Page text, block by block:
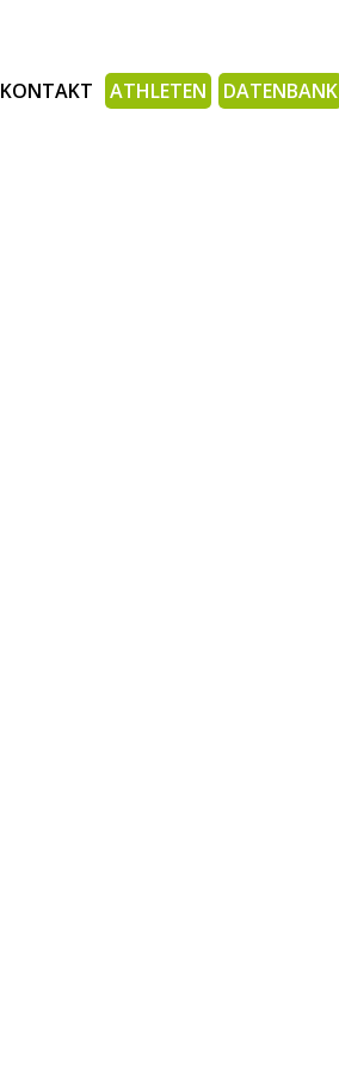
KONTAKT ATHLETEN DATENBANK